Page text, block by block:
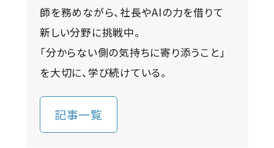
師を務めながら、社長やAIの力を借りて
新しい分野に挑戦中。
「分からない側の気持ちに寄り添うこと」
を大切に、学び続けている。
記事一覧